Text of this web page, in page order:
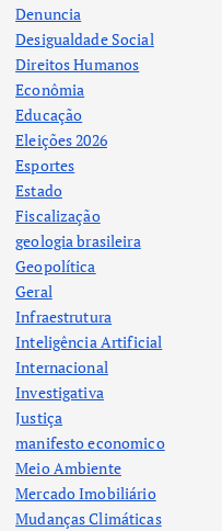
Denuncia
Desigualdade Social
Direitos Humanos
Econômia
Educação
Eleições 2026
Esportes
Estado
Fiscalização
geologia brasileira
Geopolítica
Geral
Infraestrutura
Inteligência Artificial
Internacional
Investigativa
Justiça
manifesto economico
Meio Ambiente
Mercado Imobiliário
Mudanças Climáticas